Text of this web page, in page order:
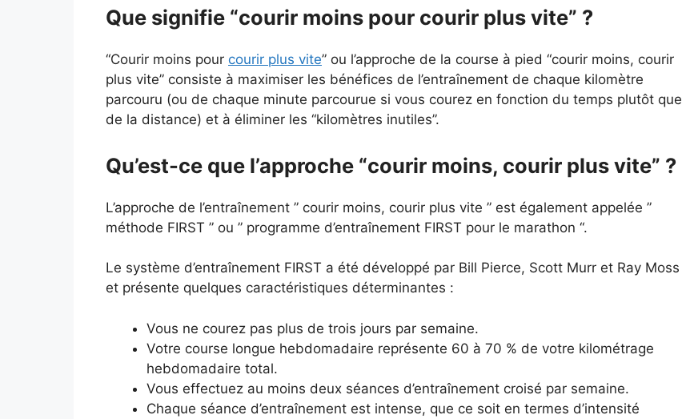
Que signifie “courir moins pour courir plus vite” ?
“Courir moins pour courir plus vite” ou l’approche de la course à pied “courir moins, courir
plus vite” consiste à maximiser les bénéfices de l’entraînement de chaque kilomètre
parcouru (ou de chaque minute parcourue si vous courez en fonction du temps plutôt que
de la distance) et à éliminer les “kilomètres inutiles”.
Qu’est-ce que l’approche “courir moins, courir plus vite” ?
L’approche de l’entraînement ” courir moins, courir plus vite ” est également appelée ”
méthode FIRST ” ou ” programme d’entraînement FIRST pour le marathon “.
Le système d’entraînement FIRST a été développé par Bill Pierce, Scott Murr et Ray Moss
et présente quelques caractéristiques déterminantes :
Vous ne courez pas plus de trois jours par semaine.
Votre course longue hebdomadaire représente 60 à 70 % de votre kilométrage
hebdomadaire total.
Vous effectuez au moins deux séances d’entraînement croisé par semaine.
Chaque séance d’entraînement est intense, que ce soit en termes d’intensité